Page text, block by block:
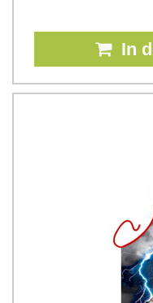
In